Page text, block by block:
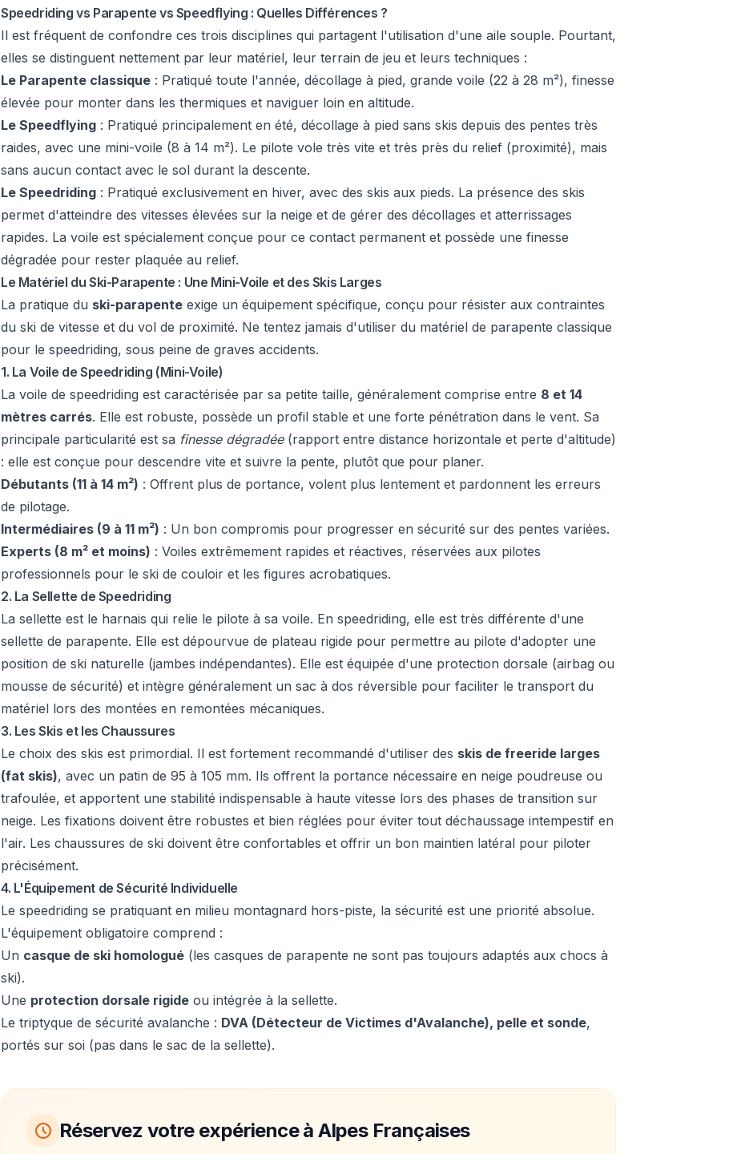
Speedriding vs Parapente vs Speedflying : Quelles Différences ?
Il est fréquent de confondre ces trois disciplines qui partagent l'utilisation d'une aile souple. Pourtant,
elles se distinguent nettement par leur matériel, leur terrain de jeu et leurs techniques :
Le Parapente classique : Pratiqué toute l'année, décollage à pied, grande voile (22 à 28 m²), finesse
élevée pour monter dans les thermiques et naviguer loin en altitude.
Le Speedflying : Pratiqué principalement en été, décollage à pied sans skis depuis des pentes très
raides, avec une mini-voile (8 à 14 m²). Le pilote vole très vite et très près du relief (proximité), mais
sans aucun contact avec le sol durant la descente.
Le Speedriding : Pratiqué exclusivement en hiver, avec des skis aux pieds. La présence des skis
permet d'atteindre des vitesses élevées sur la neige et de gérer des décollages et atterrissages
rapides. La voile est spécialement conçue pour ce contact permanent et possède une finesse
dégradée pour rester plaquée au relief.
Le Matériel du Ski-Parapente : Une Mini-Voile et des Skis Larges
La pratique du ski-parapente exige un équipement spécifique, conçu pour résister aux contraintes
du ski de vitesse et du vol de proximité. Ne tentez jamais d'utiliser du matériel de parapente classique
pour le speedriding, sous peine de graves accidents.
1. La Voile de Speedriding (Mini-Voile)
La voile de speedriding est caractérisée par sa petite taille, généralement comprise entre 8 et 14
mètres carrés. Elle est robuste, possède un profil stable et une forte pénétration dans le vent. Sa
principale particularité est sa finesse dégradée(rapport entre distance horizontale et perte d'altitude)
: elle est conçue pour descendre vite et suivre la pente, plutôt que pour planer.
Débutants (11 à 14 m²) : Offrent plus de portance, volent plus lentement et pardonnent les erreurs
de pilotage.
Intermédiaires (9 à 11 m²) : Un bon compromis pour progresser en sécurité sur des pentes variées.
Experts (8 m² et moins) : Voiles extrêmement rapides et réactives, réservées aux pilotes
professionnels pour le ski de couloir et les figures acrobatiques.
2. La Sellette de Speedriding
La sellette est le harnais qui relie le pilote à sa voile. En speedriding, elle est très différente d'une
sellette de parapente. Elle est dépourvue de plateau rigide pour permettre au pilote d'adopter une
position de ski naturelle (jambes indépendantes). Elle est équipée d'une protection dorsale (airbag ou
mousse de sécurité) et intègre généralement un sac à dos réversible pour faciliter le transport du
matériel lors des montées en remontées mécaniques.
3. Les Skis et les Chaussures
Le choix des skis est primordial. Il est fortement recommandé d'utiliser des skis de freeride larges
(fat skis), avec un patin de 95 à 105 mm. Ils offrent la portance nécessaire en neige poudreuse ou
trafoulée, et apportent une stabilité indispensable à haute vitesse lors des phases de transition sur
neige. Les fixations doivent être robustes et bien réglées pour éviter tout déchaussage intempestif en
l'air. Les chaussures de ski doivent être confortables et offrir un bon maintien latéral pour piloter
précisément.
4. L'Équipement de Sécurité Individuelle
Le speedriding se pratiquant en milieu montagnard hors-piste, la sécurité est une priorité absolue.
L'équipement obligatoire comprend :
Un casque de ski homologué (les casques de parapente ne sont pas toujours adaptés aux chocs à
ski).
Une protection dorsale rigide ou intégrée à la sellette.
Le triptyque de sécurité avalanche : DVA (Détecteur de Victimes d'Avalanche), pelle et sonde,
portés sur soi (pas dans le sac de la sellette).
Réservez votre expérience à Alpes Françaises